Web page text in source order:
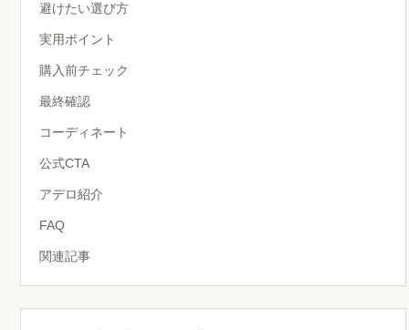
避けたい選び方
実用ポイント
購入前チェック
最終確認
コーディネート
公式CTA
アデロ紹介
FAQ
関連記事